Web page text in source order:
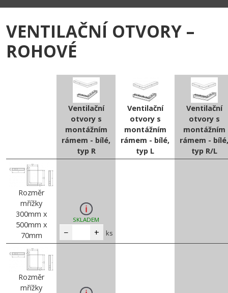
VENTILAČNÍ OTVORY –
ROHOVÉ
Ventilační
otvory s
montážním
rámem - bílé,
typ R
Ventilační
otvory s
montážním
rámem - bílé,
typ L
Ventilační
otvory s
montážním
rámem - bílé,
typ R/L
Rozměr
mřížky
300mm x
500mm x
70mm
SKLADEM
− + ks
Rozměr
mřížky